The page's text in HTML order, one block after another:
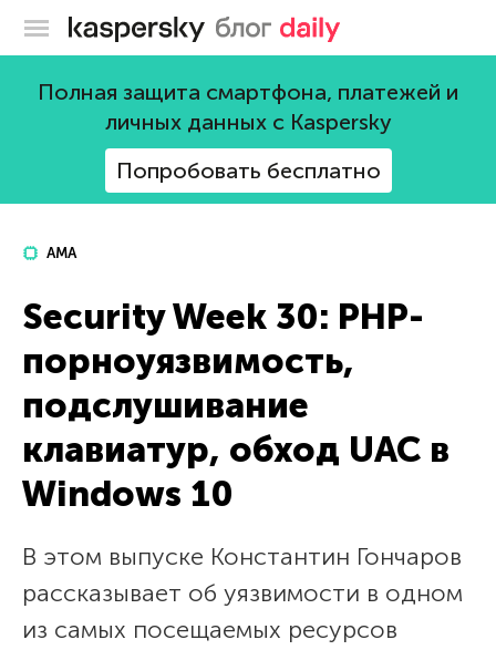
Блог Касперского
Полная защита смартфона, платежей и
личных данных с Kaspersky
Попробовать бесплатно
AMA
Security Week 30: PHP-
порноуязвимость,
подслушивание
клавиатур, обход UAC в
Windows 10
В этом выпуске Константин Гончаров
рассказывает об уязвимости в одном
из самых посещаемых ресурсов